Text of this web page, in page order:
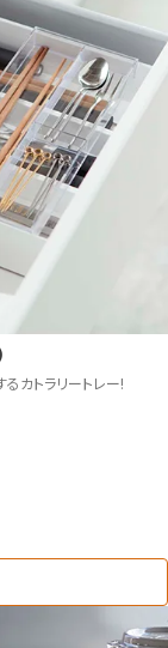
カトラリートレー!